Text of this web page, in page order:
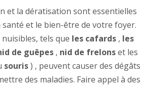
et la dératisation sont essentielles
et le bien-être de votre foyer.
tels que les cafards, les
de guêpes , nid de frelonset les
souris) , peuvent causer des dégâts
des maladies. Faire appel à des